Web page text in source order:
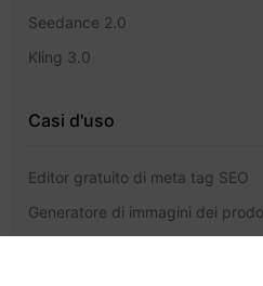
Seedance 2.0
Kling 3.0
Casi d'uso
Editor gratuito di meta tag SEO
Generatore di immagini dei